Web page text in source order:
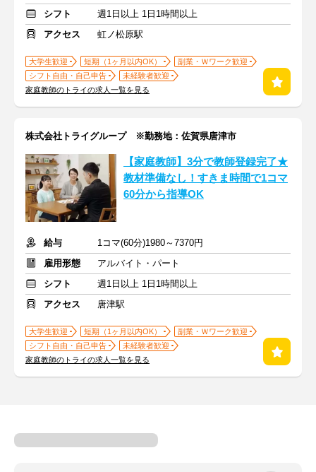
シフト
週1日以上 1日1時間以上
アクセス
虹ノ松原駅
大学生歓迎 短期（1ヶ月以内OK）
副業・Ｗワーク歓迎
シフト自由・自己申告
未経験者歓迎
家庭教師のトライの求人一覧を見る
株式会社トライグループ ※勤務地：佐賀県唐津市
【家庭教師】3分で教師登録完了★
教材準備なし！すきま時間で1コマ
60分から指導OK
給与
1コマ(60分)1980～7370円
雇用形態
アルバイト・パート
シフト
週1日以上 1日1時間以上
アクセス
唐津駅
大学生歓迎 短期（1ヶ月以内OK）
副業・Ｗワーク歓迎
シフト自由・自己申告
未経験者歓迎
家庭教師のトライの求人一覧を見る